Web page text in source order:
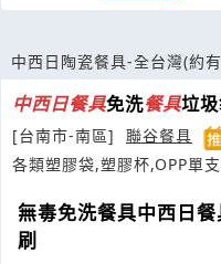
中西日陶瓷餐具-全台灣(約
中西日餐具免洗餐具垃
[台南市-南區]
聯谷餐具
各類塑膠袋,塑膠杯,OPP單
無毒免洗餐具中西日
刷